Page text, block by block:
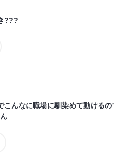
???
こんなに職場に馴染めて動ける